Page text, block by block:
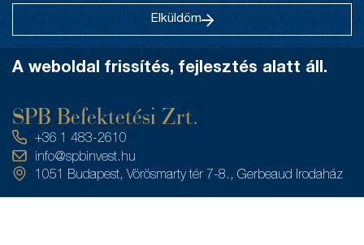
Elküldöm
A weboldal frissítés, fejlesztés alatt áll.
SPB Befektetési Zrt.
+36 1 483-2610
info@spbinvest.hu
1051 Budapest, Vörösmarty tér 7-8., Gerbeaud Irodaház